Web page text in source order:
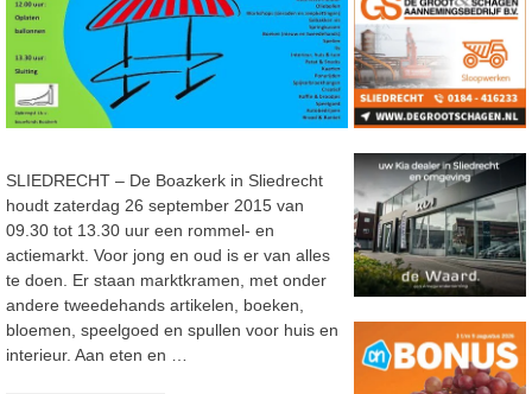
SLIEDRECHT – De Boazkerk in Sliedrecht
houdt zaterdag 26 september 2015 van
09.30 tot 13.30 uur een rommel- en
actiemarkt. Voor jong en oud is er van alles
te doen. Er staan marktkramen, met onder
andere tweedehands artikelen, boeken,
bloemen, speelgoed en spullen voor huis en
interieur. Aan eten en …